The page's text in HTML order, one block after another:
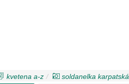
kvetena a-z soldanelka karpatská